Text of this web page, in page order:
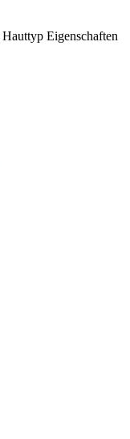
Hauttyp Eigenschaften